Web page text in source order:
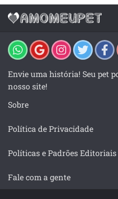
Envie uma história! Seu pet
nosso site!
Sobre
Política de Privacidade
Políticas e Padrões Editoriais
Fale com a gente